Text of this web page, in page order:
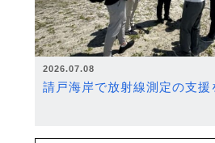
2026.07.08
請戸海岸で放射線測定の支援